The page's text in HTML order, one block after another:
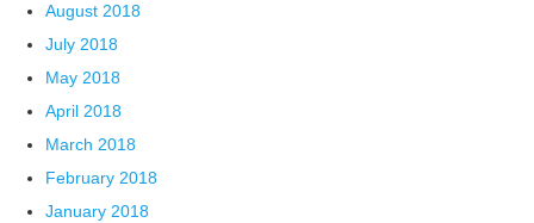
August 2018
July 2018
May 2018
April 2018
March 2018
February 2018
January 2018